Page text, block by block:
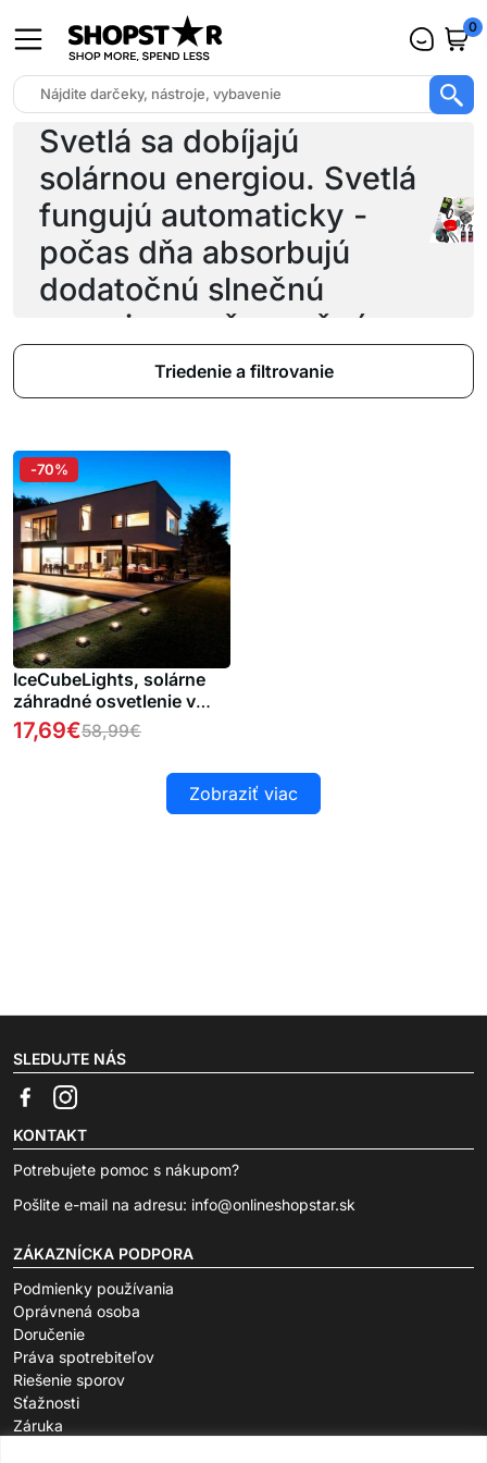
0
LED svetlo vyžaduje na
prevádzku 3 batérie AAA.
Svetlá sa dobíjajú
solárnou energiou. Svetlá
fungujú automaticky -
počas dňa absorbujú
dodatočnú slnečnú
energiu a večer začnú
Triedenie a filtrovanie
IceCubeLights, solárne
záhradné osvetlenie v
tvare kocky (2 ks)
17,69€58,99€
-70%
Zobraziť viac
SLEDUJTE NÁS
KONTAKT
Potrebujete pomoc s nákupom?
Pošlite e-mail na adresu: info@onlineshopstar.sk
ZÁKAZNÍCKA PODPORA
Podmienky používania
Oprávnená osoba
Doručenie
Práva spotrebiteľov
Riešenie sporov
Sťažnosti
Záruka